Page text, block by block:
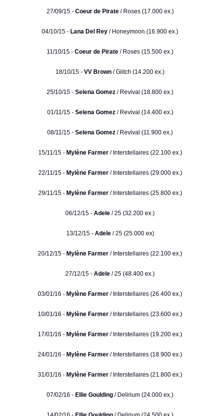
27/09/15 - Coeur de Pirate/ Roses (17.000 ex.)
04/10/15 - Lana Del Rey / Honeymoon (16.900 ex.)
11/10/15 - Coeur de Pirate / Roses (15.500 ex.)
18/10/15 - VV Brown / Glitch (14.200 ex.)
25/10/15 - Selena Gomez / Revival (18.800 ex.)
01/11/15 - Selena Gomez/ Revival (14.400 ex.)
08/11/15 - Selena Gomez / Revival (11.900 ex.)
15/11/15 - Mylène Farmer/ Interstellaires (22.100 ex.)
22/11/15 - Mylène Farmer/ Interstellaires (29.000 ex.)
29/11/15 - Mylène Farmer/ Interstellaires (25.800 ex.)
06/12/15 - Adele / 25 (32.200 ex.)
13/12/15 - Adele / 25 (25.000 ex)
20/12/15 - Mylène Farmer / Interstellaires (22.100 ex.)
27/12/15 - Adele / 25 (48.400 ex.)
03/01/16 - Mylène Farmer / Interstellaires (26.400 ex.)
10/01/16 - Mylène Farmer / Interstellaires (23.600 ex.)
17/01/16 - Mylène Farmer / Interstellaires (19.200 ex.)
24/01/16 - Mylène Farmer / Interstellaires (18.900 ex.)
31/01/16 - Mylène Farmer / Interstellaires (21.800 ex.)
07/02/16 - Ellie Goulding / Delirium (24.000 ex.)